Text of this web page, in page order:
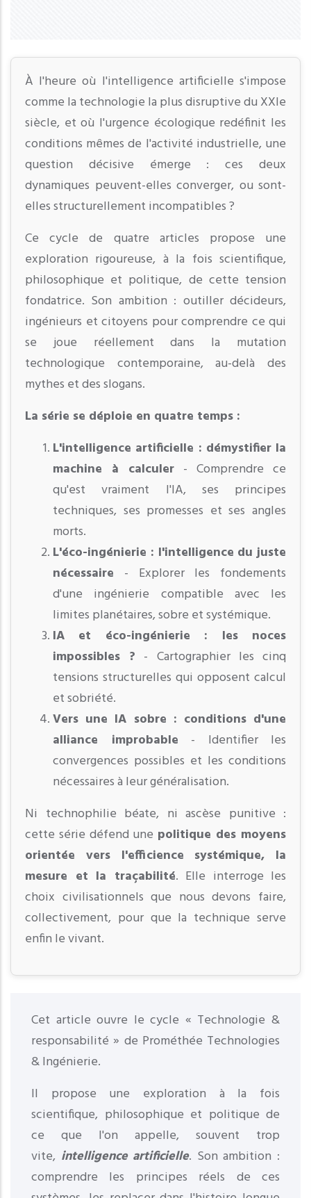
À l'heure où l'intelligence artificielle s'impose
comme la technologie la plus disruptive du XXIe
siècle, et où l'urgence écologique redéfinit les
conditions mêmes de l'activité industrielle, une
question décisive émerge : ces deux
dynamiques peuvent-elles converger, ou sont-
elles structurellement incompatibles ?
Ce cycle de quatre articles propose une
exploration rigoureuse, à la fois scientifique,
philosophique et politique, de cette tension
fondatrice. Son ambition : outiller décideurs,
ingénieurs et citoyens pour comprendre ce qui
se joue réellement dans la mutation
technologique contemporaine, au-delà des
mythes et des slogans.
La série se déploie en quatre temps :
L'intelligence artificielle : démystifier la
machine à calculer - Comprendre ce
qu'est vraiment l'IA, ses principes
techniques, ses promesses et ses angles
morts.
L'éco-ingénierie : l'intelligence du juste
nécessaire - Explorer les fondements
d'une ingénierie compatible avec les
limites planétaires, sobre et systémique.
IA et éco-ingénierie : les noces
impossibles ? - Cartographier les cinq
tensions structurelles qui opposent calcul
et sobriété.
Vers une IA sobre : conditions d'une
alliance improbable - Identifier les
convergences possibles et les conditions
nécessaires à leur généralisation.
Ni technophilie béate, ni ascèse punitive :
cette série défend une politique des moyens
orientée vers l'efficience systémique, la
mesure et la traçabilité. Elle interroge les
choix civilisationnels que nous devons faire,
collectivement, pour que la technique serve
enfin le vivant.
Cet article ouvre le cycle « Technologie &
responsabilité » de Prométhée Technologies
& Ingénierie.
Il propose une exploration à la fois
scientifique, philosophique et politique de
ce que l'on appelle, souvent trop
vite, intelligence artificielle. Son ambition :
comprendre les principes réels de ces